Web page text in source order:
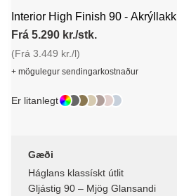
Interior High Finish 90 - Akrýllakk
Frá 5.290 kr./stk.
(Frá 3.449 kr./l)
+ mögulegur sendingarkostnaður
Er litanlegt
Gæði
Háglans klassískt útlit
Gljástig 90 – Mjög Glansandi